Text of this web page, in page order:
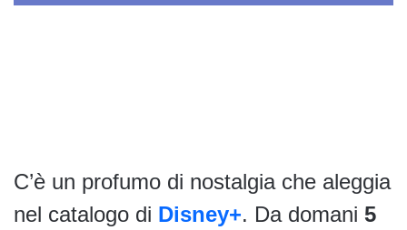
C’è un profumo di nostalgia che aleggia
nel catalogo di Disney+. Da domani 5